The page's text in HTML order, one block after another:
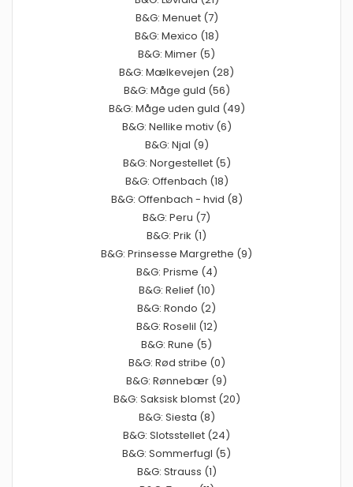
B&G: Menuet (7)
B&G: Mexico (18)
B&G: Mimer (5)
B&G: Mælkevejen (28)
B&G: Måge guld (56)
B&G: Måge uden guld (49)
B&G: Nellike motiv (6)
B&G: Njal (9)
B&G: Norgestellet (5)
B&G: Offenbach (18)
B&G: Offenbach - hvid (8)
B&G: Peru (7)
B&G: Prik (1)
B&G: Prinsesse Margrethe (9)
B&G: Prisme (4)
B&G: Relief (10)
B&G: Rondo (2)
B&G: Roselil (12)
B&G: Rune (5)
B&G: Rød stribe (0)
B&G: Rønnebær (9)
B&G: Saksisk blomst (20)
B&G: Siesta (8)
B&G: Slotsstellet (24)
B&G: Sommerfugl (5)
B&G: Strauss (1)